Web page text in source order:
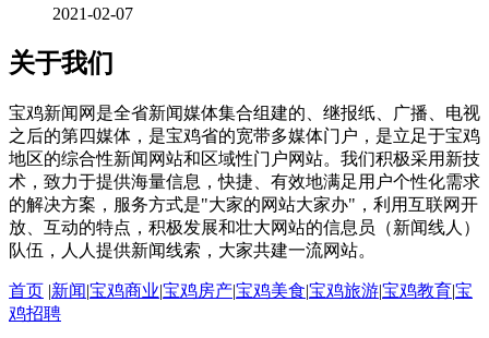
2021-02-07
关于我们
宝鸡新闻网是全省新闻媒体集合组建的、继报纸、广播、电视
之后的第四媒体，是宝鸡省的宽带多媒体门户，是立足于宝鸡
地区的综合性新闻网站和区域性门户网站。我们积极采用新技
术，致力于提供海量信息，快捷、有效地满足用户个性化需求
的解决方案，服务方式是"大家的网站大家办"，利用互联网开
放、互动的特点，积极发展和壮大网站的信息员（新闻线人）
队伍，人人提供新闻线索，大家共建一流网站。
首页 |新闻|宝鸡商业|宝鸡房产|宝鸡美食|宝鸡旅游|宝鸡教育|宝
鸡招聘